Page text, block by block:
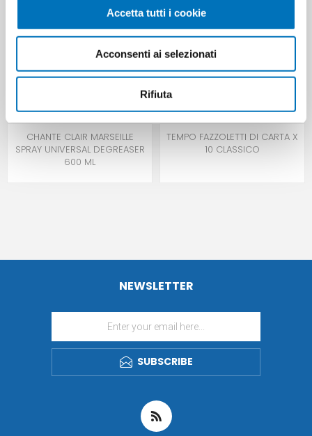
Accetta tutti i cookie
Acconsenti ai selezionati
Rifiuta
CHANTE CLAIR MARSEILLE
SPRAY UNIVERSAL DEGREASER
600 ML
TEMPO FAZZOLETTI DI CARTA X
10 CLASSICO
NEWSLETTER
SUBSCRIBE